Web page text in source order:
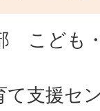
こども
て支援セ